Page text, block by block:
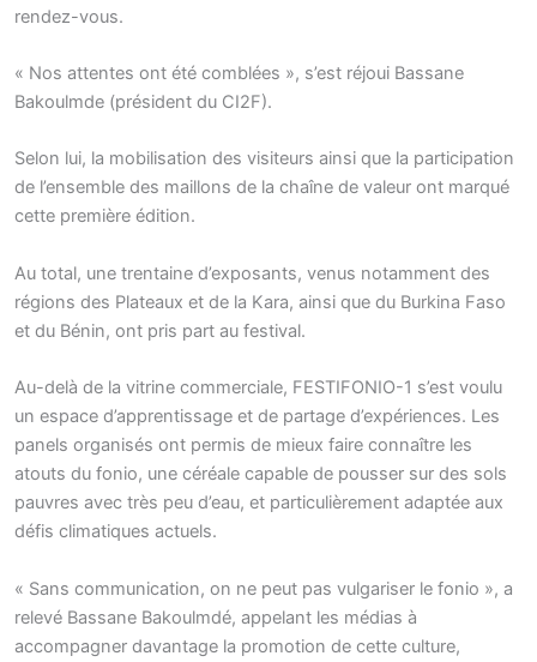
rendez-vous.
« Nos attentes ont été comblées », s’est réjoui Bassane
Bakoulmde (président du CI2F).
Selon lui, la mobilisation des visiteurs ainsi que la participation
de l’ensemble des maillons de la chaîne de valeur ont marqué
cette première édition.
Au total, une trentaine d’exposants, venus notamment des
régions des Plateaux et de la Kara, ainsi que du Burkina Faso
et du Bénin, ont pris part au festival.
Au-delà de la vitrine commerciale, FESTIFONIO-1 s’est voulu
un espace d’apprentissage et de partage d’expériences. Les
panels organisés ont permis de mieux faire connaître les
atouts du fonio, une céréale capable de pousser sur des sols
pauvres avec très peu d’eau, et particulièrement adaptée aux
défis climatiques actuels.
« Sans communication, on ne peut pas vulgariser le fonio », a
relevé Bassane Bakoulmdé, appelant les médias à
accompagner davantage la promotion de cette culture,